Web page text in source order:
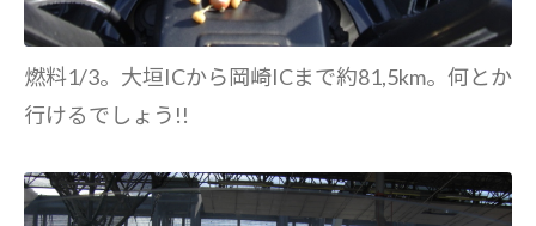
燃料1/3。大垣ICから岡崎ICまで約81,5km。何とか
行けるでしょう!!